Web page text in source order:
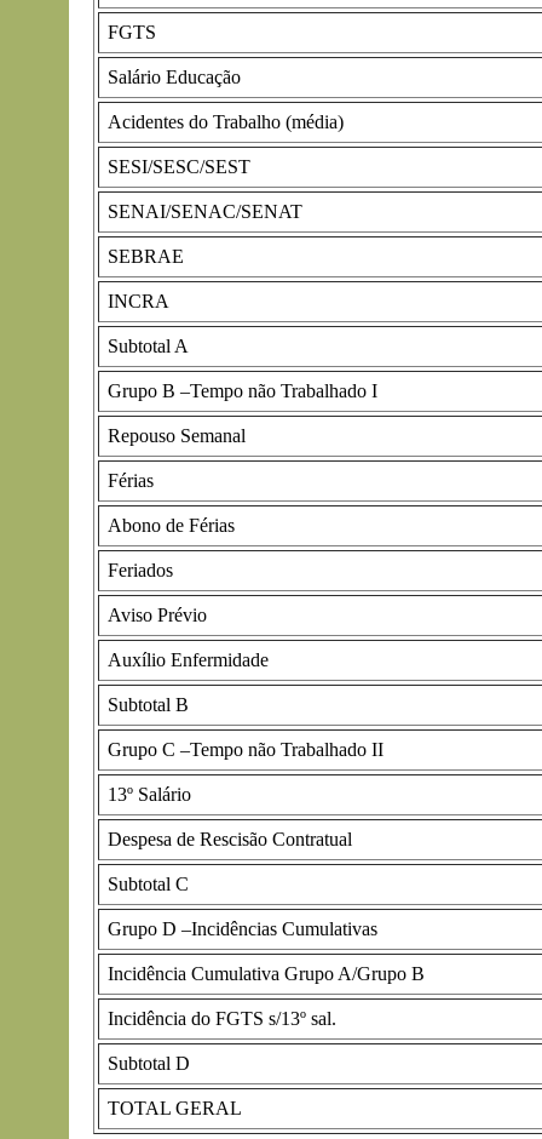
FGTS
Salário Educação
Acidentes do Trabalho (média)
SESI/SESC/SEST
SENAI/SENAC/SENAT
SEBRAE
INCRA
Subtotal A
Grupo B –Tempo não Trabalhado I
Repouso Semanal
Férias
Abono de Férias
Feriados
Aviso Prévio
Auxílio Enfermidade
Subtotal B
Grupo C –Tempo não Trabalhado II
13º Salário
Despesa de Rescisão Contratual
Subtotal C
Grupo D –Incidências Cumulativas
Incidência Cumulativa Grupo A/Grupo B
Incidência do FGTS s/13º sal.
Subtotal D
TOTAL GERAL